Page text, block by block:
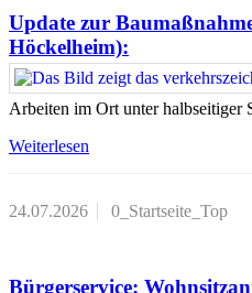
Update zur
Höckelheim):
Arbeiten im Ort unter halbseitiger
Weiterlesen
24.07.2026 0_Startseite_Top
Bürgerservice: